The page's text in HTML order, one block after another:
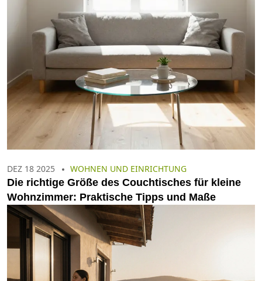
DEZ 18 2025 WOHNEN UND EINRICHTUNG
Die richtige Größe des Couchtisches für kleine
Wohnzimmer: Praktische Tipps und Maße